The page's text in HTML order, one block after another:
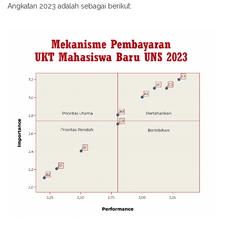
Angkatan 2023 adalah sebagai berikut: